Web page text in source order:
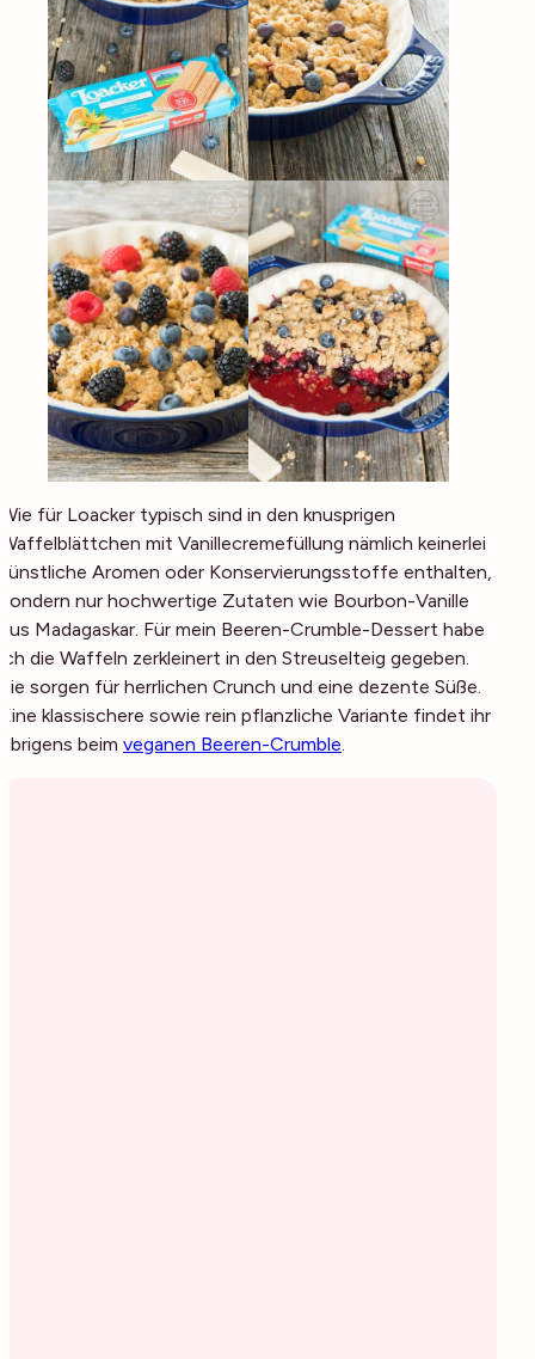
Wie für Loacker typisch sind in den knusprigen
Waffelblättchen mit Vanillecremefüllung nämlich keinerlei
künstliche Aromen oder Konservierungsstoffe enthalten,
sondern nur hochwertige Zutaten wie Bourbon-Vanille
aus Madagaskar. Für mein Beeren-Crumble-Dessert habe
ich die Waffeln zerkleinert in den Streuselteig gegeben.
Sie sorgen für herrlichen Crunch und eine dezente Süße.
Eine klassischere sowie rein pflanzliche Variante findet ihr
übrigens beim veganen Beeren-Crumble.